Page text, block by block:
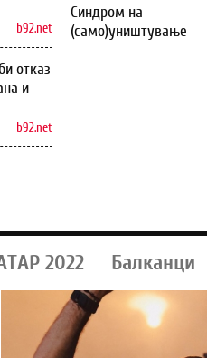
b92.net
отказ
и
b92.net
Синдром на
(само)уништување
2022 Балканци